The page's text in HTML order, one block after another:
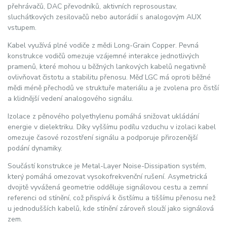
přehrávačů, DAC převodníků, aktivních reprosoustav,
sluchátkových zesilovačů nebo autorádií s analogovým AUX
vstupem.
Kabel využívá plné vodiče z mědi Long-Grain Copper. Pevná
konstrukce vodičů omezuje vzájemné interakce jednotlivých
pramenů, které mohou u běžných lankových kabelů negativně
ovlivňovat čistotu a stabilitu přenosu. Měď LGC má oproti běžné
mědi méně přechodů ve struktuře materiálu a je zvolena pro čistší
a klidnější vedení analogového signálu.
Izolace z pěnového polyethylenu pomáhá snižovat ukládání
energie v dielektriku. Díky vyššímu podílu vzduchu v izolaci kabel
omezuje časové rozostření signálu a podporuje přirozenější
podání dynamiky.
Součástí konstrukce je Metal-Layer Noise-Dissipation systém,
který pomáhá omezovat vysokofrekvenční rušení. Asymetrická
dvojitě vyvážená geometrie odděluje signálovou cestu a zemní
referenci od stínění, což přispívá k čistšímu a tiššímu přenosu než
u jednodušších kabelů, kde stínění zároveň slouží jako signálová
zem.